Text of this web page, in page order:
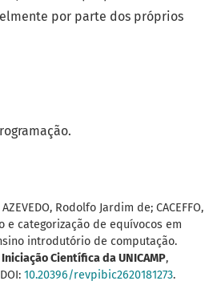
Rodolfo Jardim de; CACEFFO,
e categorização de equívocos em
introdutório de computação.
Científica da UNICAMP,
10.20396/revpibic2620181273.
por parte dos próprios